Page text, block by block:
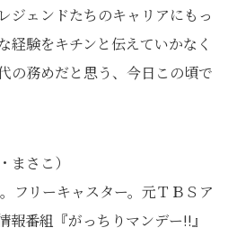
ジェンドたちのキャリアにもっ
経験をキチンと伝えていかなく
の務めだと思う、今日この頃で
まさこ）
フリーキャスター。元ＴＢＳア
報番組『がっちりマンデー!!』